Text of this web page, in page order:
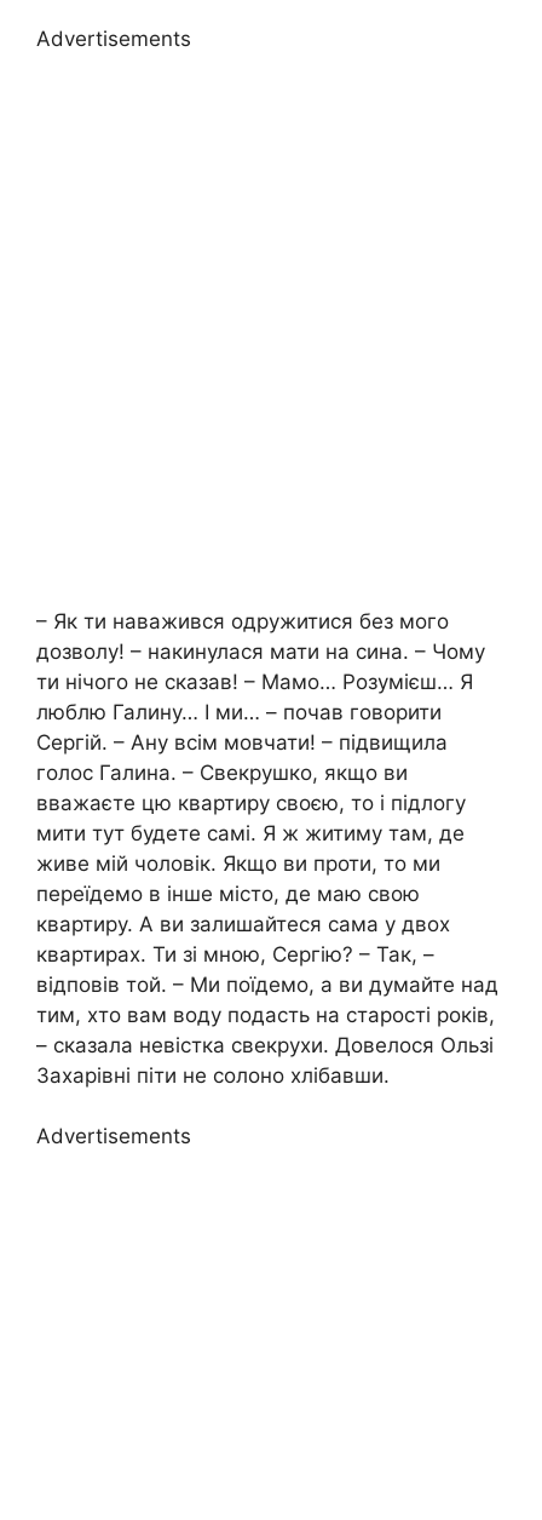
Advertisements
– Як ти наважився одружитися без мого
дозволу! – накинулася мати на сина. – Чому
ти нічого не сказав! – Мамо… Розумієш… Я
люблю Галину… І ми… – почав говорити
Сергій. – Ану всім мовчати! – підвищила
голос Галина. – Свекрушко, якщо ви
вважаєте цю квартиру своєю, то і підлогу
мити тут будете самі. Я ж житиму там, де
живе мій чоловік. Якщо ви проти, то ми
переїдемо в інше місто, де маю свою
квартиру. А ви залишайтеся сама у двох
квартирах. Ти зі мною, Сергію? – Так, –
відповів той. – Ми поїдемо, а ви думайте над
тим, хто вам воду подасть на старості років,
– сказала невістка свекрухи. Довелося Ользі
Захарівні піти не солоно хлібавши.
Advertisements